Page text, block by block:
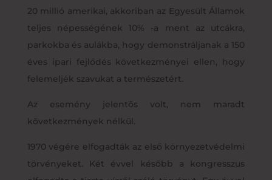
20 millió amerikai, akkoriban az Egyesült Államok
teljes népességének 10% -a ment az utcákra,
parkokba és aulákba, hogy demonstráljanak a 150
éves ipari fejlődés következményei ellen, hogy
felemeljék szavukat a természetért.
Az esemény jelentős volt, nem maradt
következmények nélkül.
1970 végére elfogadták az első környezetvédelmi
törvényeket. Két évvel később a kongresszus